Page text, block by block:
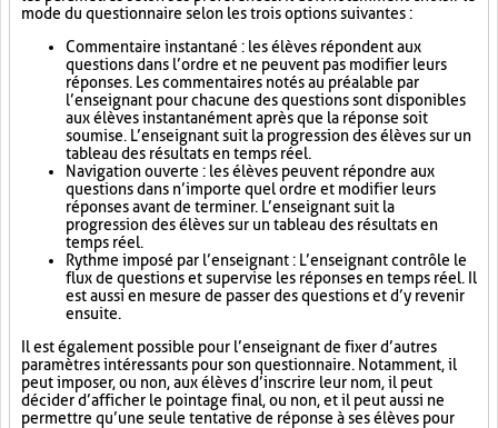
mode du questionnaire selon les trois options suivantes :
Commentaire instantané : les élèves répondent aux
questions dans l’ordre et ne peuvent pas modifier leurs
réponses. Les commentaires notés au préalable par
l’enseignant pour chacune des questions sont disponibles
aux élèves instantanément après que la réponse soit
soumise. L’enseignant suit la progression des élèves sur un
tableau des résultats en temps réel.
Navigation ouverte : les élèves peuvent répondre aux
questions dans n’importe quel ordre et modifier leurs
réponses avant de terminer. L’enseignant suit la
progression des élèves sur un tableau des résultats en
temps réel.
Rythme imposé par l’enseignant : L’enseignant contrôle le
flux de questions et supervise les réponses en temps réel. Il
est aussi en mesure de passer des questions et d’y revenir
ensuite.
Il est également possible pour l’enseignant de fixer d’autres
paramètres intéressants pour son questionnaire. Notamment, il
peut imposer, ou non, aux élèves d’inscrire leur nom, il peut
décider d’afficher le pointage final, ou non, et il peut aussi ne
permettre qu’une seule tentative de réponse à ses élèves pour